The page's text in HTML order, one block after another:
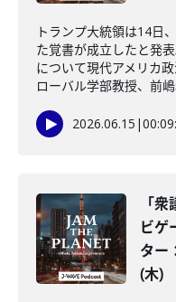
トランプ大統領は14日
た覚書が成立したと発
について現代アメリカ
ローバル学部教授、前
2026.06.15 |
「
ビゲ
ター
(木)